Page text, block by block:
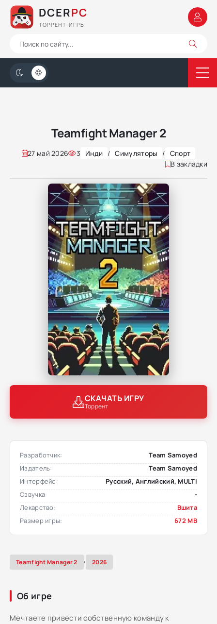
DCERPC
ТОРРЕНТ-ИГРЫ
Teamfight Manager 2
27 май 2026 3 Инди / Симуляторы / Спорт
В закладки
СКАЧАТЬ ИГРУ
Торрент
Разработчик:
Team Samoyed
Издатель:
Team Samoyed
Интерфейс:
Русский, Английский, MULTi
Озвучка:
-
Лекарство:
Вшита
Размер игры:
672 MB
Teamfight Manager 2 , 2026
Об игре
Мечтаете привести собственную команду к